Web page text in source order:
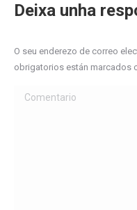
Deixa unha
O seu enderezo de correo
obrigatorios están marcados
Comentario